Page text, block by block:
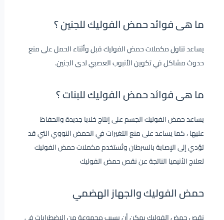
ما هى فوائد حمض الفوليك للجنين ؟
يساعد تناول مكملات حمض الفوليك قبل وأثناء الحمل على منع
حدوث مشاكل في تكوين الأنبوب العصبي لدى الجنين.
ما هى فوائد حمض الفوليك للبنات ؟
يساعد حمض الفوليك الجسم على إنتاج خلايا جديدة والحفاظ
عليها ، كما يساعد على منع التغيرات في الحمض النووي التي قد
تؤدي إلى الإصابة بالسرطان وتُستخدم مكملات حمض الفوليك
لعلاج الأنيميا الناتجة عن نقص حمض الفوليك
حمض الفوليك والجهاز الهضمي